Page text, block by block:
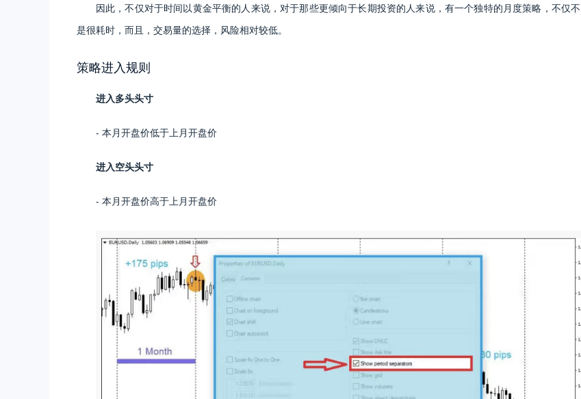
因此，不仅对于时间以黄金平衡的人来说，对于那些更倾向于长期投资的人来说，有一个独特的月度策略，不仅不
是很耗时，而且，交易量的选择，风险相对较低。
策略进入规则
进入多头头寸
- 本月开盘价低于上月开盘价
进入空头头寸
- 本月开盘价高于上月开盘价